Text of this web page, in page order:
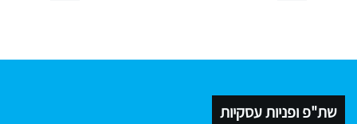
שת"פ ופניות עסקיות